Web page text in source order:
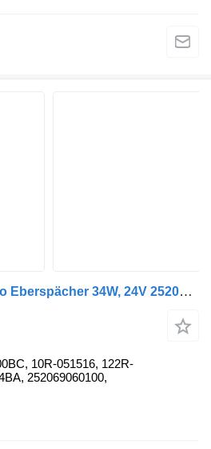
Riscaldatore autonomo Eberspächer 34W, 24V 252070 per trattore stradale Mercedes-Benz ACTROS MP4
10R-051516, 122R-
252069060100,